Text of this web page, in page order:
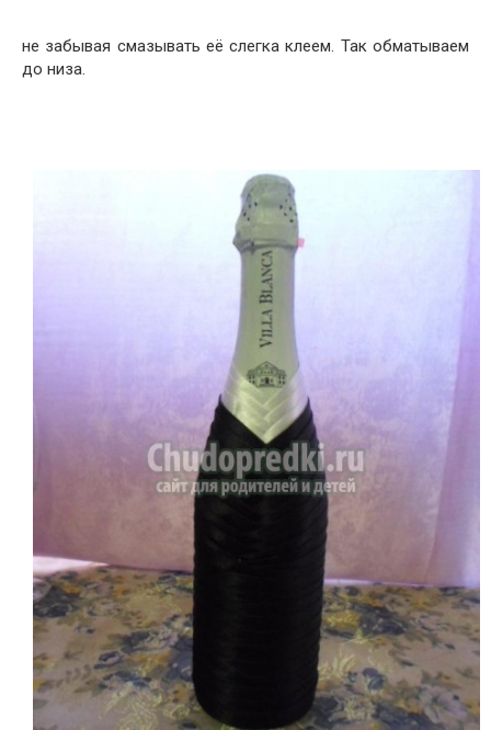
не забывая смазывать её слегка клеем. Так обматываем
до низа.